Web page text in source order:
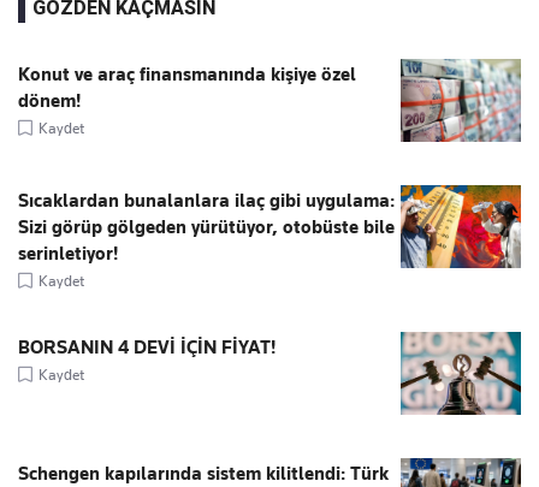
GÖZDEN KAÇMASIN
Konut ve araç finansmanında kişiye özel
dönem!
Kaydet
Sıcaklardan bunalanlara ilaç gibi uygulama:
Sizi görüp gölgeden yürütüyor, otobüste bile
serinletiyor!
Kaydet
BORSANIN 4 DEVİ İÇİN FİYAT!
Kaydet
Schengen kapılarında sistem kilitlendi: Türk